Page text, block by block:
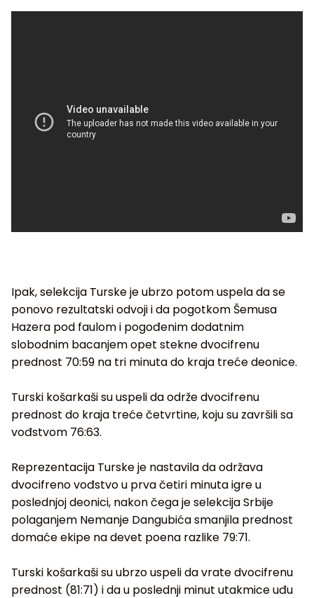
Ipak, selekcija Turske je ubrzo potom uspela da se
ponovo rezultatski odvoji i da pogotkom Šemusa
Hazera pod faulom i pogođenim dodatnim
slobodnim bacanjem opet stekne dvocifrenu
prednost 70:59 na tri minuta do kraja treće deonice.
Turski košarkaši su uspeli da održe dvocifrenu
prednost do kraja treće četvrtine, koju su završili sa
vođstvom 76:63.
Reprezentacija Turske je nastavila da održava
dvocifreno vođstvo u prva četiri minuta igre u
poslednjoj deonici, nakon čega je selekcija Srbije
polaganjem Nemanje Dangubića smanjila prednost
domaće ekipe na devet poena razlike 79:71.
Turski košarkaši su ubrzo uspeli da vrate dvocifrenu
prednost (81:71) i da u poslednji minut utakmice uđu